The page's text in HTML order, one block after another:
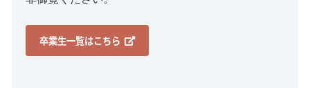
卒業生一覧はこちら